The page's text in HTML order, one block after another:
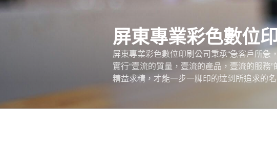
跳
屏東專業彩色數位
屏東專業彩色數位印刷公司秉承“急客戶所
實行“壹流的質量，壹流的產品，壹流的服
精益求精，才能一步一脚印的達到所追求的